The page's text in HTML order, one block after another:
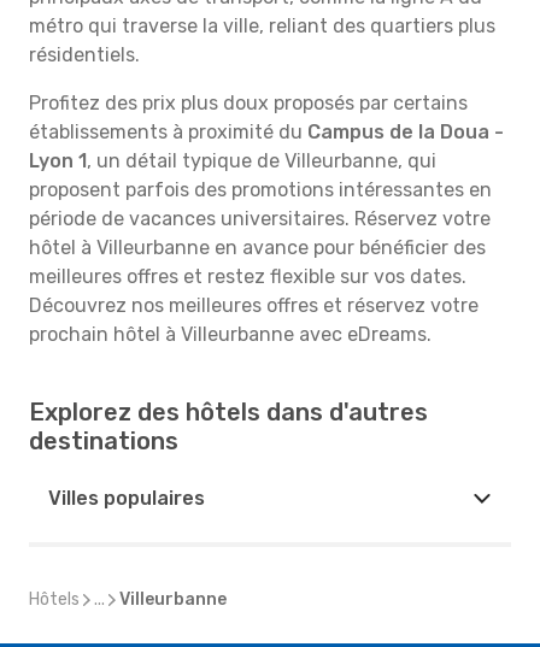
métro qui traverse la ville, reliant des quartiers plus
résidentiels.
Profitez des prix plus doux proposés par certains
établissements à proximité du Campus de la Doua -
Lyon 1, un détail typique de Villeurbanne, qui
proposent parfois des promotions intéressantes en
période de vacances universitaires. Réservez votre
hôtel à Villeurbanne en avance pour bénéficier des
meilleures offres et restez flexible sur vos dates.
Découvrez nos meilleures offres et réservez votre
prochain hôtel à Villeurbanne avec eDreams.
Explorez des hôtels dans d'autres
destinations
Villes populaires
Hôtels ... Villeurbanne